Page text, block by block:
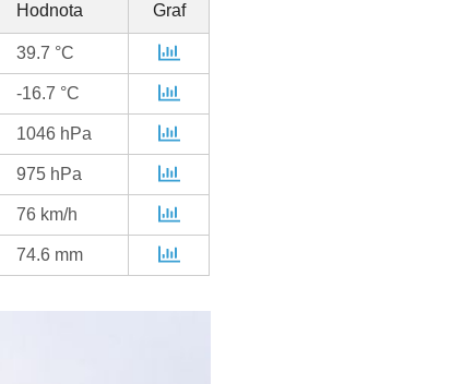
Hodnota Graf
39.7 °C
-16.7 °C
1046 hPa
975 hPa
76 km/h
74.6 mm